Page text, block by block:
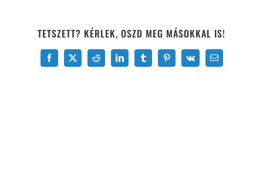
TETSZETT? KÉRLEK, OSZD MEG MÁSOKKAL IS!
Facebook
X Reddit LinkedInTumblrPinterest
Vk Email: